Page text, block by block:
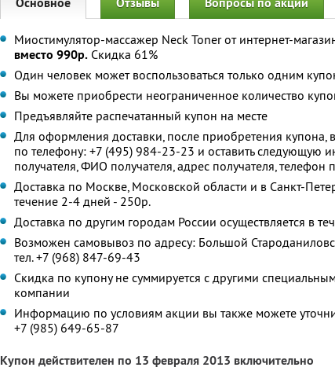
Миостимулятор-массажер Neck Toner от интернет-
вместо 990р. Скидка 61%
Один человек может воспользоваться только одним
Вы можете приобрести неограниченное количество
Предъявляйте распечатанный купон на месте
Для оформления доставки, после приобретения купона,
по телефону: +7 (495) 984-23-23 и оставить следующую
получателя, ФИО получателя, адрес получателя, телефон
Доставка по Москве, Московской области и в Санкт-
течение 2-4 дней - 250р.
Доставка по другим городам России осуществляется в
Возможен самовывоз по адресу: Большой
тел. +7 (968) 847-69-43
Скидка по купону не суммируется с другими
компании
Информацию по условиям акции вы также можете
+7 (985) 649-65-87
Купон действителен по 13 февраля 2013 включительно